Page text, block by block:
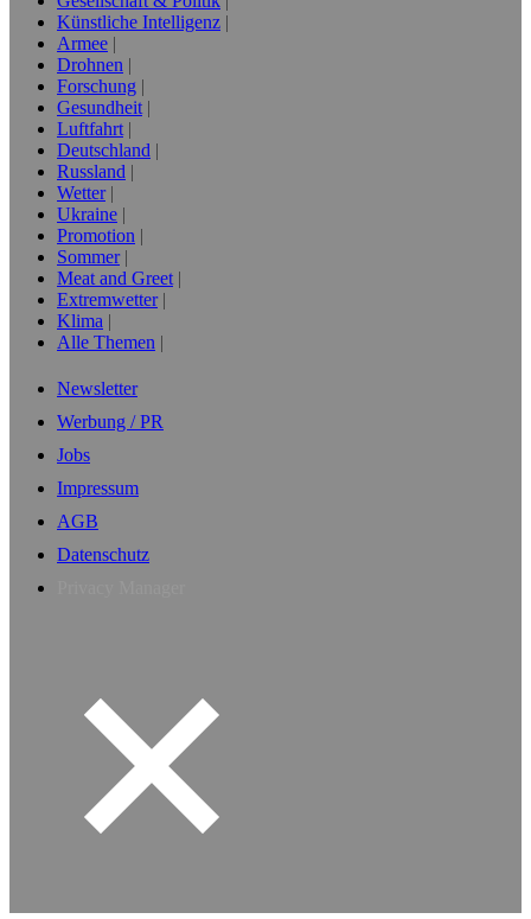
Künstliche Intelligenz
Armee
Drohnen
Forschung
Gesundheit
Luftfahrt
Deutschland
Russland
Wetter
Ukraine
Promotion
Sommer
Meat and Greet
Extremwetter
Klima
Alle Themen
Newsletter
Werbung / PR
Jobs
Impressum
AGB
Datenschutz